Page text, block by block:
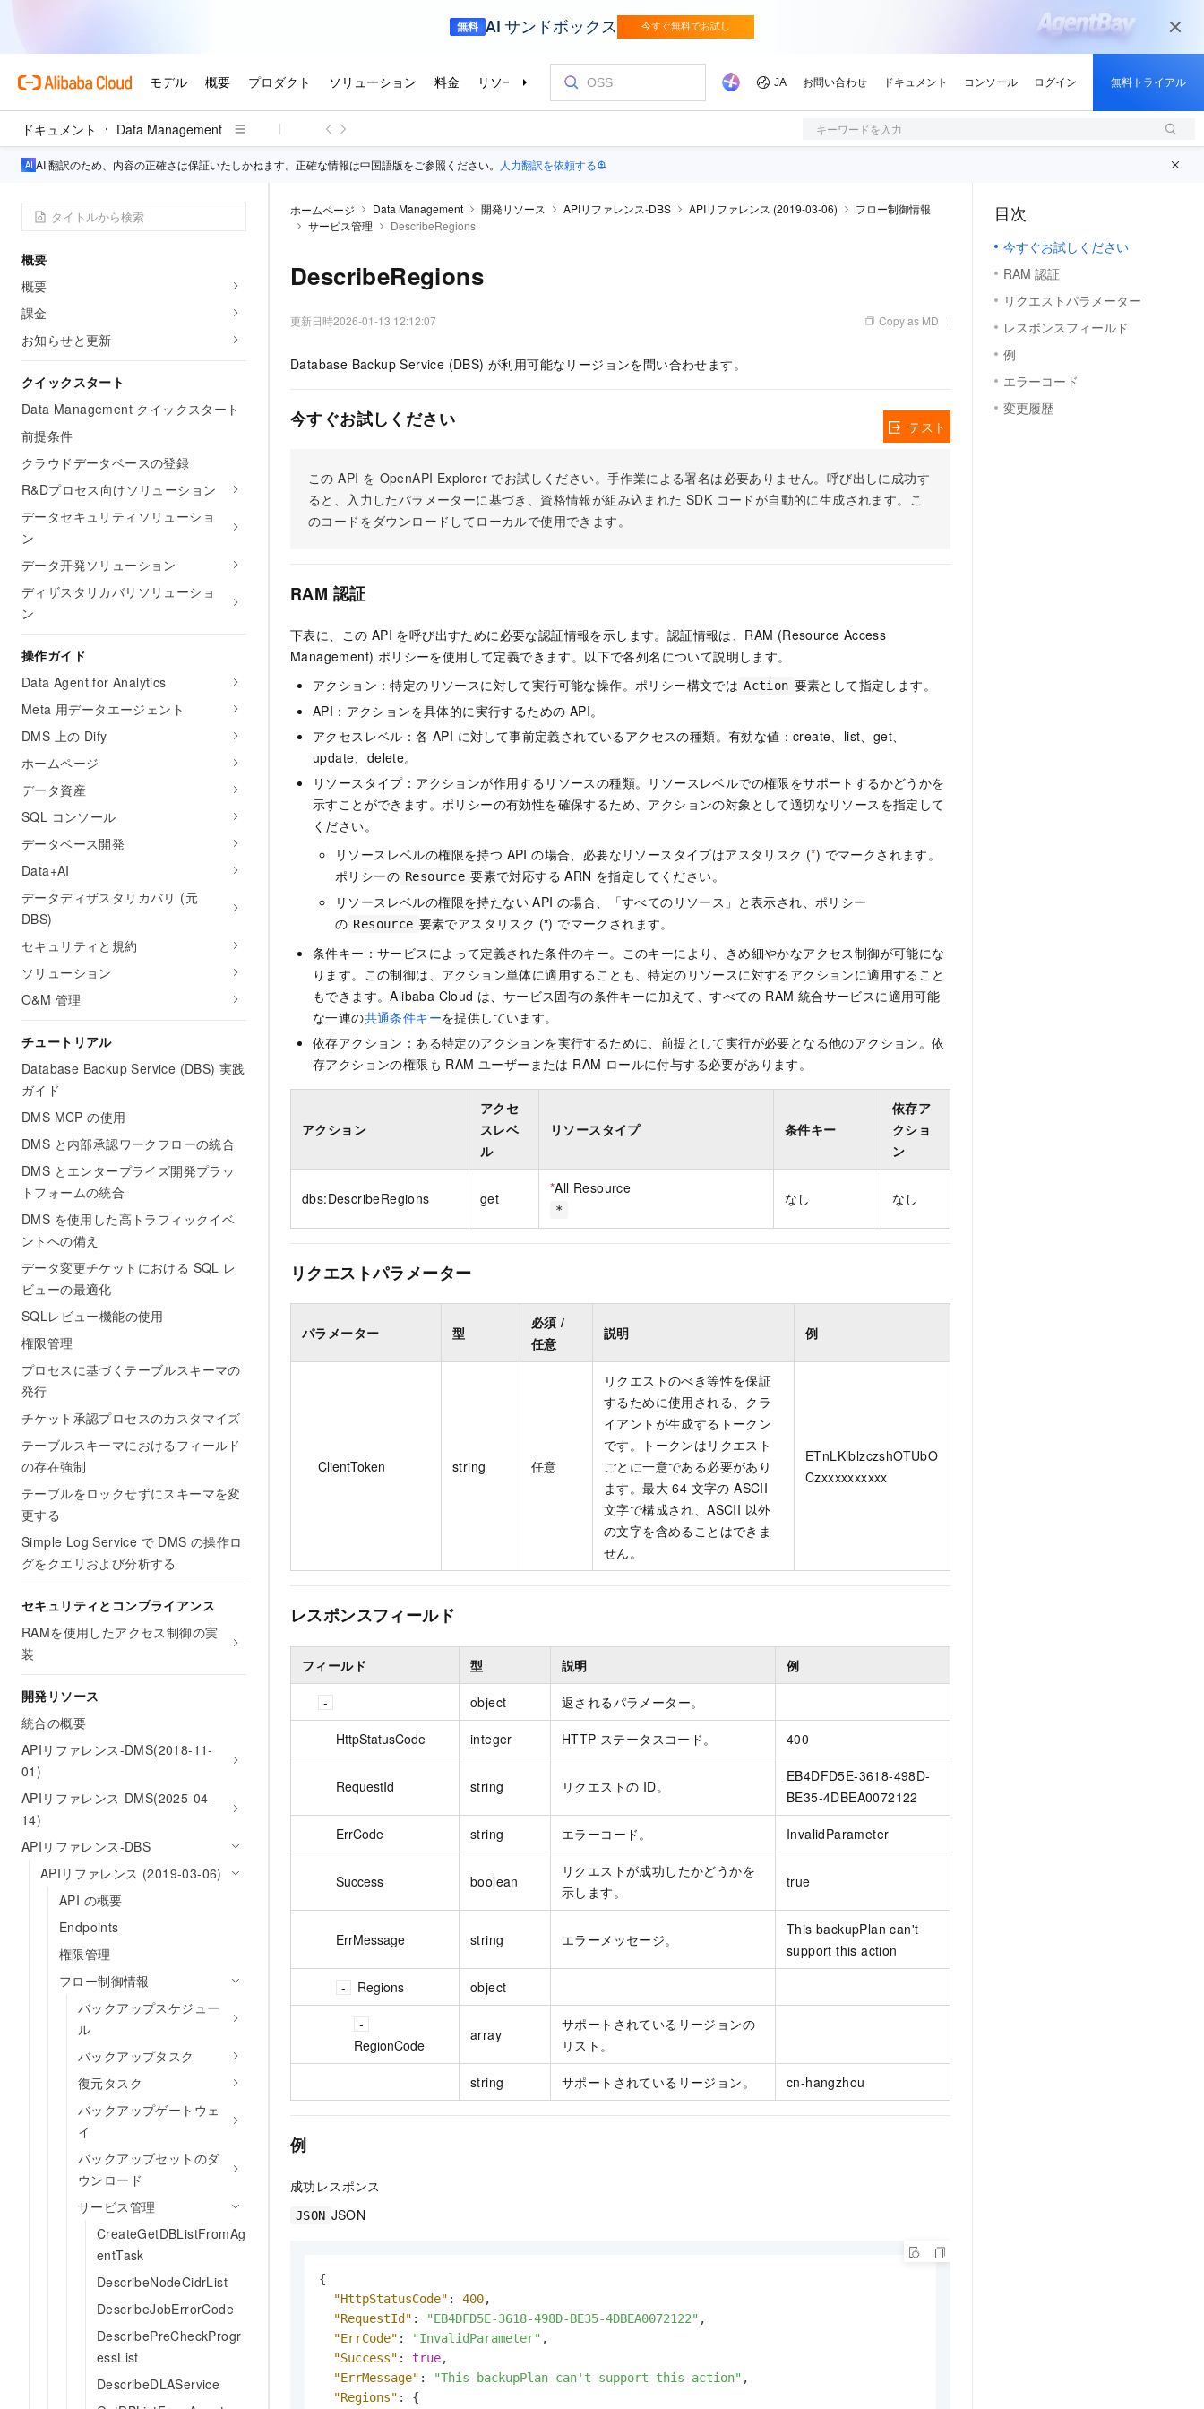
ドキュメント Data Management キーワードを入力
AI 翻訳のため、内容の正確さは保証いたしかねます。正確な情報は中国語版をご参照ください。 人力翻訳を依頼する
概要
概要
課金
お知らせと更新
クイックスタート
Data Management クイックスタート
前提条件
クラウドデータベースの登録
R&Dプロセス向けソリューション
データセキュリティソリューショ
ン
データ开発ソリューション
ディザスタリカバリソリューショ
ン
操作ガイド
Data Agent for Analytics
Meta 用データエージェント
DMS 上の Dify
ホームページ
データ資産
SQL コンソール
データベース開発
Data+AI
データディザスタリカバリ (元
DBS)
セキュリティと規約
ソリューション
O&M 管理
チュートリアル
Database Backup Service (DBS) 実践
ガイド
DMS MCP の使用
DMS と内部承認ワークフローの統合
DMS とエンタープライズ開発プラッ
トフォームの統合
DMS を使用した高トラフィックイベ
ントへの備え
データ変更チケットにおける SQL レ
ビューの最適化
SQLレビュー機能の使用
権限管理
プロセスに基づくテーブルスキーマの
発行
チケット承認プロセスのカスタマイズ
テーブルスキーマにおけるフィールド
の存在強制
テーブルをロックせずにスキーマを変
更する
Simple Log Service で DMS の操作ロ
グをクエリおよび分析する
セキュリティとコンプライアンス
RAMを使用したアクセス制御の実
装
開発リソース
統合の概要
APIリファレンス-DMS(2018-11-
01)
APIリファレンス-DMS(2025-04-
14)
APIリファレンス-DBS
APIリファレンス (2019-03-06)
API の概要
Endpoints
権限管理
フロー制御情報
バックアップスケジュー
ル
バックアップタスク
復元タスク
バックアップゲートウェ
イ
バックアップセットのダ
ウンロード
サービス管理
CreateGetDBListFromAg
entTask
DescribeNodeCidrList
DescribeJobErrorCode
DescribePreCheckProgr
essList
DescribeDLAService
ホームページ Data Management 開発リソース APIリファレンス-DBS APIリファレンス (2019-03-06)
フロー制御情報
サービス管理
DescribeRegions
DescribeRegions
更新日時2026-01-13 12:12:07 Copy as MD
Database Backup Service (DBS) が利用可能なリージョンを問い合わせます。
今すぐお試しください
この API を OpenAPI Explorer でお試しください。手作業による署名は必要ありません。呼び出しに成功す
ると、入力したパラメーターに基づき、資格情報が組み込まれた SDK コードが自動的に生成されます。こ
のコードをダウンロードしてローカルで使用できます。
テスト
RAM 認証
下表に、この API を呼び出すために必要な認証情報を示します。認証情報は、RAM (Resource Access
Management) ポリシーを使用して定義できます。以下で各列名について説明します。
アクション：特定のリソースに対して実行可能な操作。ポリシー構文では Action 要素として指定します。
API：アクションを具体的に実行するための API。
アクセスレベル：各 API に対して事前定義されているアクセスの種類。有効な値：create、list、get、
update、delete。
リソースタイプ：アクションが作用するリソースの種類。リソースレベルでの権限をサポートするかどうかを
示すことができます。ポリシーの有効性を確保するため、アクションの対象として適切なリソースを指定して
ください。
リソースレベルの権限を持つ API の場合、必要なリソースタイプはアスタリスク (*) でマークされます。
ポリシーの Resource 要素で対応する ARN を指定してください。
リソースレベルの権限を持たない API の場合、「すべてのリソース」と表示され、ポリシー
の Resource 要素でアスタリスク (*) でマークされます。
条件キー：サービスによって定義された条件のキー。このキーにより、きめ細やかなアクセス制御が可能にな
ります。この制御は、アクション単体に適用することも、特定のリソースに対するアクションに適用すること
もできます。Alibaba Cloud は、サービス固有の条件キーに加えて、すべての RAM 統合サービスに適用可能
な一連の共通条件キーを提供しています。
依存アクション：ある特定のアクションを実行するために、前提として実行が必要となる他のアクション。依
存アクションの権限も RAM ユーザーまたは RAM ロールに付与する必要があります。
アクション
アクセ
スレベ
ル
リソースタイプ 条件キー
依存ア
クショ
ン
dbs:DescribeRegions get
*All Resource
*
なし なし
リクエストパラメーター
パラメーター 型
必須 /
任意
説明 例
ClientToken string 任意
リクエストのべき等性を保証
するために使用される、クラ
イアントが生成するトークン
です。トークンはリクエスト
ごとに一意である必要があり
ます。最大 64 文字の ASCII
文字で構成され、ASCII 以外
の文字を含めることはできま
せん。
ETnLKlblzczshOTUbO
Czxxxxxxxxxx
レスポンスフィールド
フィールド 型 説明 例
object 返されるパラメーター。
HttpStatusCode integer HTTP ステータスコード。 400
RequestId string リクエストの ID。
EB4DFD5E-3618-498D-
BE35-4DBEA0072122
ErrCode string エラーコード。 InvalidParameter
Success boolean
リクエストが成功したかどうかを
示します。
true
ErrMessage string エラーメッセージ。
This backupPlan can't
support this action
Regions object
RegionCode
array
サポートされているリージョンの
リスト。
string サポートされているリージョン。 cn-hangzhou
例
成功レスポンス
JSON JSON
{
"HttpStatusCode" : 400,
"RequestId" : "EB4DFD5E-3618-498D-BE35-4DBEA0072122" ,
"ErrCode" : "InvalidParameter" ,
"Success" : true,
"ErrMessage" : "This backupPlan can't support this action" ,
"Regions" : {
目次
今すぐお試しください
RAM 認証
リクエストパラメーター
レスポンスフィールド
例
エラーコード
変更履歴